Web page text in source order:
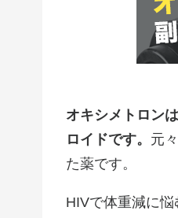
オキシメトロン
ロイドです。 元
た薬です。
HIVで体重減に